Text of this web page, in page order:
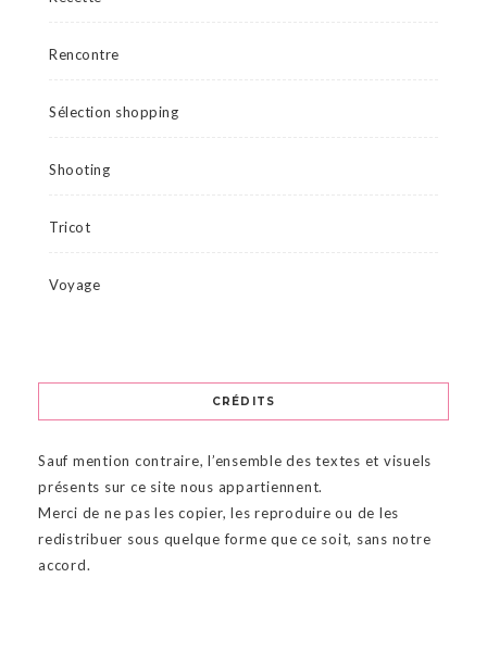
Rencontre
Sélection shopping
Shooting
Tricot
Voyage
CRÉDITS
Sauf mention contraire, l’ensemble des textes et visuels
présents sur ce site nous appartiennent.
Merci de ne pas les copier, les reproduire ou de les
redistribuer sous quelque forme que ce soit, sans notre
accord.